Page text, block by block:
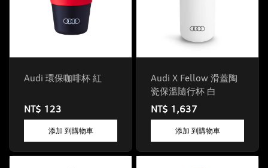
Audi 環保咖啡杯 紅
NT$ 123
添加 到購物車
Audi X Fellow 滑蓋陶
瓷保溫隨行杯 白
NT$ 1,637
添加 到購物車